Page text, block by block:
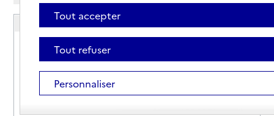
Résidence autonomie Le Stade
Adresse
1 avenue Pierre de Coubertin
65000-Tarbes
05 82 15 02 00
Tout accepter
Tout refuser
Personnaliser